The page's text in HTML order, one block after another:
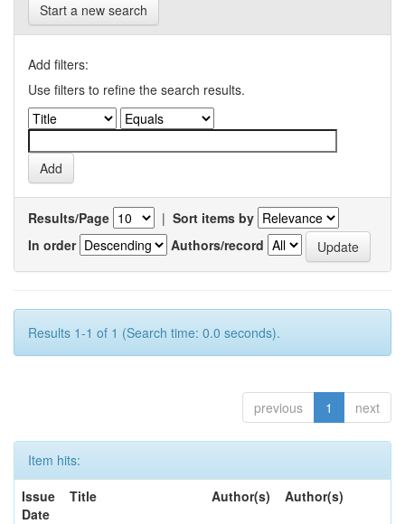
Start a new search
Add filters:
Use filters to refine the search results.
Results/Page | Sort items by
In order
Authors/record
Results 1-1 of 1 (Search time: 0.0 seconds).
previous 1 next
Item hits:
Issue
Date
Title Author(s) Author(s)